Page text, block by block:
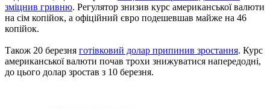
зміцнив гривню. Регулятор знизив курс американської валюти
на сім копійок, а офіційний євро подешевшав майже на 46
копійок.
Також 20 березня готівковий долар припинив зростання. Курс
американської валюти почав трохи знижуватися напередодні,
до цього долар зростав з 10 березня.